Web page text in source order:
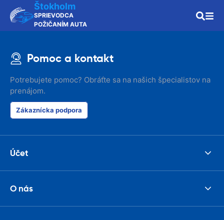
Štokholm
SPRIEVODCA
POŽIČANÍM AUTA
Pomoc a kontakt
Potrebujete pomoc? Obráťte sa na našich špecialistov na
prenájom.
Zákaznícka podpora
Účet
O nás